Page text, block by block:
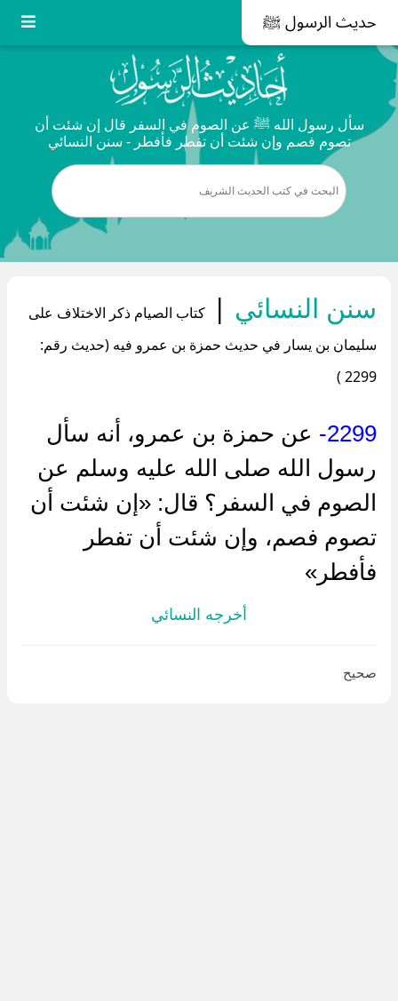
حديث الرسول ﷺ
سأل رسول الله ﷺ عن الصوم في السفر قال إن شئت أن
تصوم فصم وإن شئت أن تفطر فأفطر - سنن النسائي
سنن النسائي |
كتاب الصيام ذكر الاختلاف على
سليمان بن يسار في حديث حمزة بن عمرو فيه (حديث رقم:
2299 )
2299-
عن حمزة بن عمرو، أنه سأل
رسول الله صلى الله عليه وسلم عن
الصوم في السفر؟ قال: «إن شئت أن
تصوم فصم، وإن شئت أن تفطر
فأفطر»
أخرجه النسائي
صحيح